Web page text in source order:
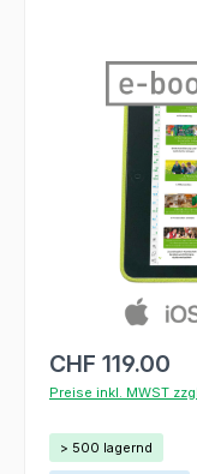
Bildergalerie
CHF 119.00
Preise inkl. MWST
> 500 lagernd